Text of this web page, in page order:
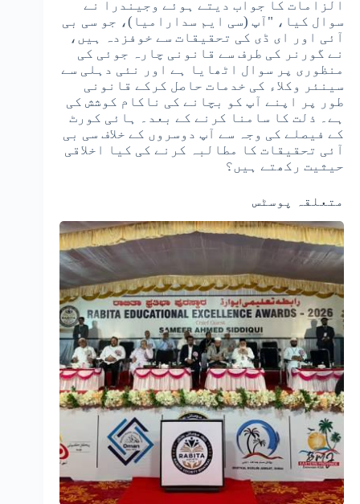
الزامات کا جواب دیتے ہوئے وجیندرا نے
سوال کیا، "آپ (سی ایم سدارامیا)، جو سی بی
آئی اور ای ڈی کی تحقیقات سے خوفزدہ ہیں،
نے گورنر کی طرف سے قانونی چارہ جوئی کی
منظوری پر سوال اٹھایا ہے اور نئی دہلی سے
سینئر وکلاء کی خدمات حاصل کرکے قانونی
طور پر اپنے آپ کو بچانے کی ناکام کوشش کی
ہے۔ ذلت کا سامنا کرنے کے بعد۔ ہائی کورٹ
کے فیصلے کی وجہ سے آپ دوسروں کے خلاف سی بی
آئی تحقیقات کا مطالبہ کرنے کی کیا اخلاقی
حیثیت رکھتے ہیں؟
متعلقہ پوسٹس